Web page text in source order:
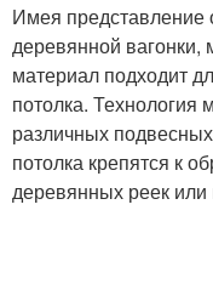
Имея представление
деревянной вагонки,
материал подходит
потолка. Технология
различных
потолка крепятся к
деревянных реек